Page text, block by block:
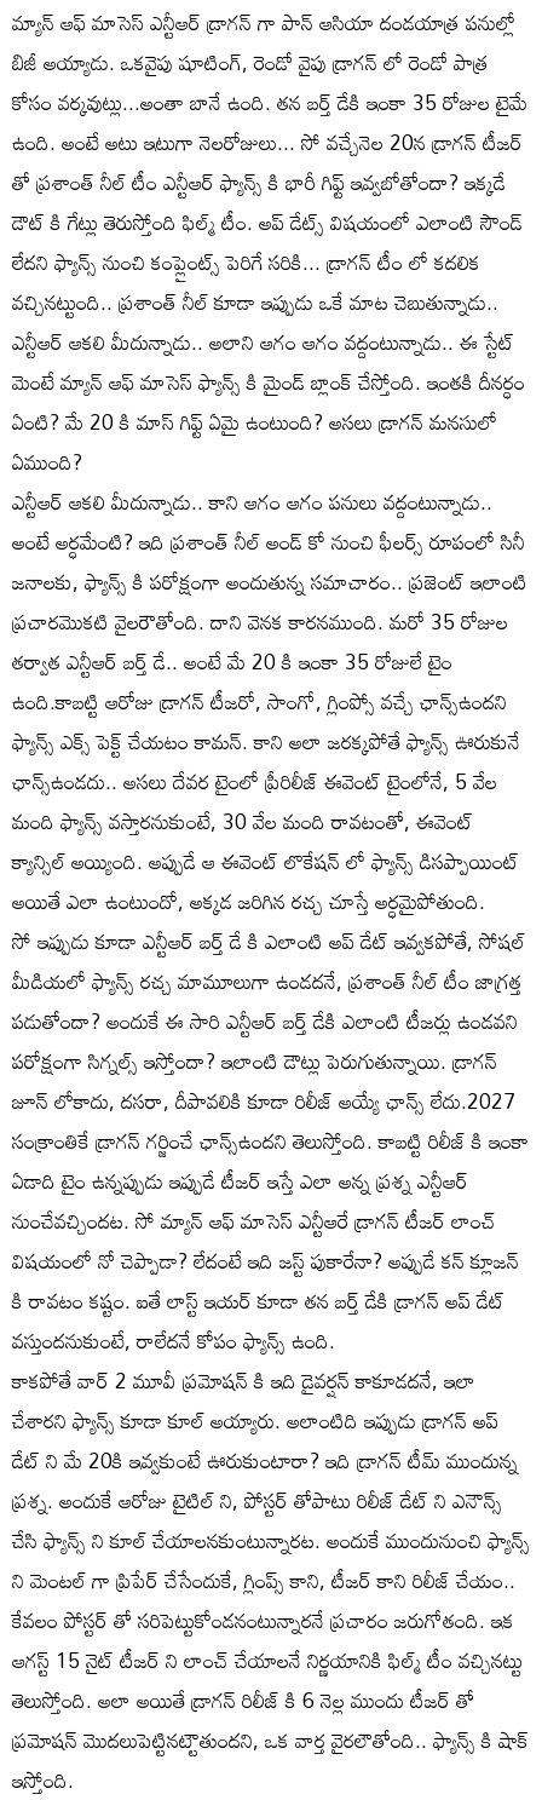
మ్యాన్ ఆఫ్ మాసెస్ ఎన్టీఆర్ డ్రాగన్ గా పాన్ ఆసియా దండయాత్ర పనుల్లో
బిజీ అయ్యాడు. ఒకవైపు షూటింగ్, రెండో వైపు డ్రాగన్ లో రెండో పాత్ర
కోసం వర్కవుట్లు...అంతా బానే ఉంది. తన బర్త్ డేకి ఇంకా 35 రోజుల టైమే
ఉంది. అంటే అటు ఇటుగా నెలరోజులు... సో వచ్చేనెల 20న డ్రాగన్ టీజర్
తో ప్రశాంత్ నీల్ టీం ఎన్టీఆర్ ఫ్యాన్స్ కి భారీ గిఫ్ట్ ఇవ్వబోతోందా? ఇక్కడే
డౌట్ కి గేట్లు తెరుస్తోంది ఫిల్మ్ టీం. అప్ డేట్స్ విషయంలో ఎలాంటి సౌండ్
లేదని ఫ్యాన్స్ నుంచి కంప్లైంట్స్ పెరిగే సరికి... డ్రాగన్ టీం లో కదలిక
వచ్చినట్టుంది.. ప్రశాంత్ నీల్ కూడా ఇప్పుడు ఒకే మాట చెబుతున్నాడు..
ఎన్టీఆర్ ఆకలి మీదున్నాడు.. అలాని ఆగం ఆగం వద్దంటున్నాడు.. ఈ స్టేట్
మెంటే మ్యాన్ ఆఫ్ మాసెస్ ఫ్యాన్స్ కి మైండ్ బ్లాంక్ చేస్తోంది. ఇంతకి దీనర్ధం
ఏంటి? మే 20 కి మాస్ గిఫ్ట్ ఏమై ఉంటుంది? అసలు డ్రాగన్ మనసులో
ఏముంది?
ఎన్టీఆర్ ఆకలి మీదున్నాడు.. కాని ఆగం ఆగం పనులు వద్దంటున్నాడు..
అంటే అర్ధమేంటి? ఇది ప్రశాంత్ నీల్ అండ్ కో నుంచి ఫీలర్స్ రూపంలో సినీ
జనాలకు, ఫ్యాన్స్ కి పరోక్షంగా అందుతున్న సమాచారం.. ప్రజెంట్ ఇలాంటి
ప్రచారమొకటి వైలరౌతోంది. దాని వెనక కారనముంది. మరో 35 రోజుల
తర్వాత ఎన్టీఆర్ బర్త్ డే.. అంటే మే 20 కి ఇంకా 35 రోజులే టైం
ఉంది.కాబట్టి ఆరోజు డ్రాగన్ టీజరో, సాంగో, గ్లింప్సో వచ్చే ఛాన్స్ఉందని
ఫ్యాన్స్ ఎక్స్ పెక్ట్ చేయటం కామన్. కాని అలా జరక్కపోతే ఫ్యాన్స్ ఊరుకునే
ఛాన్స్ఉండదు.. అసలు దేవర టైంలో ప్రీరిలీజ్ ఈవెంట్ టైంలోనే, 5 వేల
మంది ఫ్యాన్స్ వస్తారనుకుంటే, 30 వేల మంది రావటంతో, ఈవెంట్
క్యాన్సిల్ అయ్యింది. అప్పుడే ఆ ఈవెంట్ లొకేషన్ లో ఫ్యాన్స్ డిసప్పాయింట్
అయితే ఎలా ఉంటుందో, అక్కడ జరిగిన రచ్చ చూస్తే అర్ధమైపోతుంది.
సో ఇప్పుడు కూడా ఎన్టీఆర్ బర్త్ డే కి ఎలాంటి అప్ డేట్ ఇవ్వకపోతే, సోషల్
మీడియలో ఫ్యాన్స్ రచ్చ మామూలుగా ఉండదనే, ప్రశాంత్ నీల్ టీం జాగ్రత్త
పడుతోందా? అందుకే ఈ సారి ఎన్టీఆర్ బర్త్ డేకి ఎలాంటి టీజర్లు ఉండవని
పరోక్షంగా సిగ్నల్స్ ఇస్తోందా? ఇలాంటి డౌట్లు పెరుగుతున్నాయి. డ్రాగన్
జూన్ లోకాదు, దసరా, దీపావలికి కూడా రిలీజ్ అయ్యే ఛాన్స్ లేదు.2027
సంక్రాంతికే డ్రాగన్ గర్జించే ఛాన్స్ఉందని తెలుస్తోంది. కాబట్టి రిలీజ్ కి ఇంకా
ఏడాది టైం ఉన్నప్పుడు ఇప్పుడే టీజర్ ఇస్తే ఎలా అన్న ప్రశ్న ఎన్టీఆర్
నుంచేవచ్చిందట. సో మ్యాన్ ఆఫ్ మాసెస్ ఎన్టీఆరే డ్రాగన్ టీజర్ లాంచ్
విషయంలో నో చెప్పాడా? లేదంటే ఇది జస్ట్ పుకారేనా? అప్పుడే కన్ క్లూజన్
కి రావటం కష్టం. ఐతే లాస్ట్ ఇయర్ కూడా తన బర్త్ డేకి డ్రాగన్ అప్ డేట్
వస్తుందనుకుంటే, రాలేదనే కోపం ఫ్యాన్స్ ఉంది.
కాకపోతే వార్ 2 మూవీ ప్రమోషన్ కి ఇది డైవర్షన్ కాకూడదనే, ఇలా
చేశారని ఫ్యాన్స్ కూడా కూల్ అయ్యారు. అలాంటిది ఇప్పుడు డ్రాగన్ అప్
డేట్ ని మే 20కి ఇవ్వకుంటే ఊరుకుంటారా? ఇది డ్రాగన్ టీమ్ ముందున్న
ప్రశ్న. అందుకే ఆరోజు టైటిల్ ని, పోస్టర్ తోపాటు రిలీజ్ డేట్ ని ఎనౌన్స్
చేసి ఫ్యాన్స్ ని కూల్ చేయాలనకుంటున్నారట. అందుకే ముందునుంచి ఫ్యాన్స్
ని మెంటల్ గా ప్రిపేర్ చేసేందుకే, గ్లింప్స్ కాని, టీజర్ కాని రిలీజ్ చేయం..
కేవలం పోస్టర్ తో సరిపెట్టుకోండనంటున్నారనే ప్రచారం జరుగోతంది. ఇక
ఆగస్ట్ 15 నైట్ టీజర్ ని లాంచ్ చేయాలనే నిర్ణయానికి ఫిల్మ్ టీం వచ్చినట్టు
తెలుస్తోంది. అలా అయితే డ్రాగన్ రిలీజ్ కి 6 నెల్ల ముందు టీజర్ తో
ప్రమోషన్ మొదలుపెట్టినట్టౌతుందని, ఒక వార్త వైరలౌతోంది.. ఫ్యాన్స్ కి షాక్
ఇస్తోంది.